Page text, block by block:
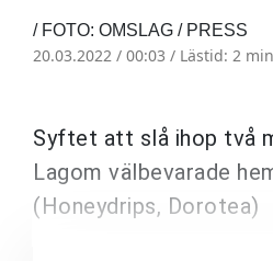
/ FOTO: OMSLAG / PRESS
20.03.2022 / 00:03 / Lästid: 2 min
Syftet att slå ihop två
Lagom välbevarade
(Honeydrips, Dorotea)